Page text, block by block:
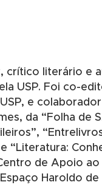
crítico literário e
USP. Foi co-
e
da “Folha de
“Literatura:
de Apoio ao
Espaço Haroldo